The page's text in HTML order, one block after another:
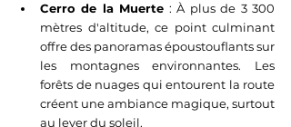
Cerro de la Muerte : À plus de 3 300
mètres d'altitude, ce point culminant
offre des panoramas époustouflants sur
les montagnes environnantes. Les
forêts de nuages qui entourent la route
créent une ambiance magique, surtout
au lever du soleil.